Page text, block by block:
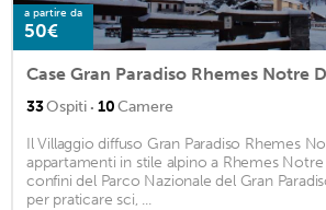
a partire da
50€
Case Gran Paradiso Rhemes Notre
33Ospiti · 10Camere
Il Villaggio diffuso Gran Paradiso Rhemes
appartamenti in stile alpino a Rhemes
confini del Parco Nazionale del Gran
per praticare sci, ...